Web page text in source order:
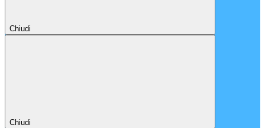
Chiudi
Chiudi